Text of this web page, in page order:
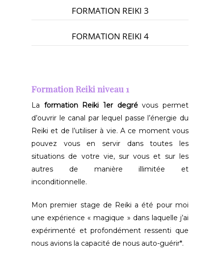
FORMATION REIKI 3
FORMATION REIKI 4
Formation Reiki niveau 1
La formation Reiki 1er degrévous permet
d’ouvrir le canal par lequel passe l’énergie du
Reiki et de l’utiliser à vie. A ce moment vous
pouvez vous en servir dans toutes les
situations de votre vie, sur vous et sur les
autres de manière illimitée et
inconditionnelle.
Mon premier stage de Reiki a été pour moi
une expérience « magique » dans laquelle j’ai
expérimenté et profondément ressenti que
nous avions la capacité de nous auto-guérir*.